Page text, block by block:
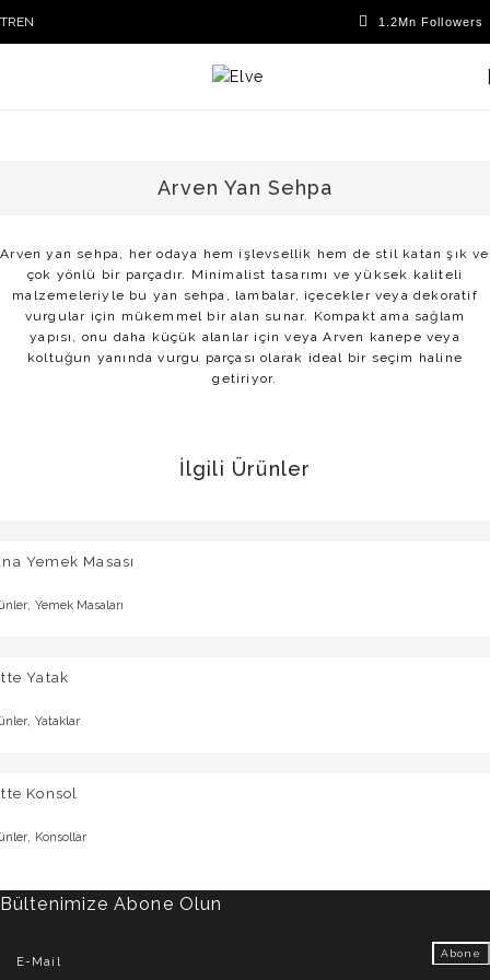
TREN
Arven Yan Sehpa
Arven yan sehpa, her odaya hem işlevsellik hem de stil katan şık ve
çok yönlü bir parçadır. Minimalist tasarımı ve yüksek kaliteli
malzemeleriyle bu yan sehpa, lambalar, içecekler veya dekoratif
vurgular için mükemmel bir alan sunar. Kompakt ama sağlam
yapısı, onu daha küçük alanlar için veya Arven kanepe veya
koltuğun yanında vurgu parçası olarak ideal bir seçim haline
getiriyor.
İlgili Ürünler
Yemek Masası
, Yemek Masaları
Yatak
, Yataklar
Konsol
, Konsollar
Bültenimize Abone Olun